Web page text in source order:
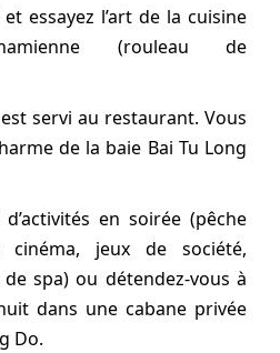
essayez l’art de la cuisine
(rouleau de
servi au restaurant. Vous
de la baie Bai Tu Long
en soirée (pêche
cinéma, jeux de société,
spa) ou détendez-vous à
dans une cabane privée
Do.